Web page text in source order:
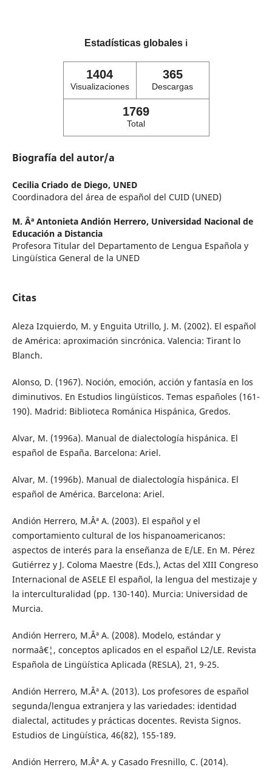
Estadísticas globales ℹ️
1404
Visualizaciones
365
Descargas
1769
Total
Biografía del autor/a
Cecilia Criado de Diego, UNED
Coordinadora del área de español del CUID (UNED)
M. Âª Antonieta Andión Herrero, Universidad Nacional de
Educación a Distancia
Profesora Titular del Departamento de Lengua Española y
Lingüística General de la UNED
Citas
Aleza Izquierdo, M. y Enguita Utrillo, J. M. (2002). El español
de América: aproximación sincrónica. Valencia: Tirant lo
Blanch.
Alonso, D. (1967). Noción, emoción, acción y fantasía en los
diminutivos. En Estudios lingüísticos. Temas españoles (161-
190). Madrid: Biblioteca Románica Hispánica, Gredos.
Alvar, M. (1996a). Manual de dialectología hispánica. El
español de España. Barcelona: Ariel.
Alvar, M. (1996b). Manual de dialectología hispánica. El
español de América. Barcelona: Ariel.
Andión Herrero, M.Âª A. (2003). El español y el
comportamiento cultural de los hispanoamericanos:
aspectos de interés para la enseñanza de E/LE. En M. Pérez
Gutiérrez y J. Coloma Maestre (Eds.), Actas del XIII Congreso
Internacional de ASELE El español, la lengua del mestizaje y
la interculturalidad (pp. 130-140). Murcia: Universidad de
Murcia.
Andión Herrero, M.Âª A. (2008). Modelo, estándar y
normaâ€¦, conceptos aplicados en el español L2/LE. Revista
Española de Lingüística Aplicada (RESLA), 21, 9-25.
Andión Herrero, M.Âª A. (2013). Los profesores de español
segunda/lengua extranjera y las variedades: identidad
dialectal, actitudes y prácticas docentes. Revista Signos.
Estudios de Lingüística, 46(82), 155-189.
Andión Herrero, M.Âª A. y Casado Fresnillo, C. (2014).